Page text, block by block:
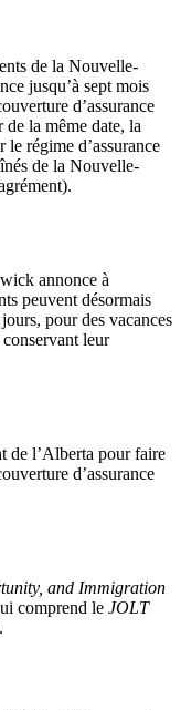
de la Nouvelle-
jusqu’à sept mois
d’assurance
la même date, la
régime d’assurance
de la Nouvelle-
annonce à
peuvent désormais
pour des vacances
leur
de l’Alberta pour faire
d’assurance
and Immigration
comprend le JOLT